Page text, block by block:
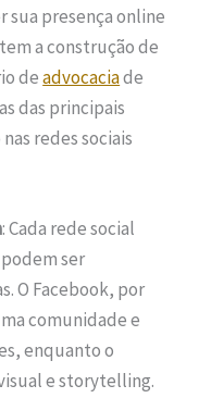
sua presença online
a construção de
deadvocaciade
das principais
redes sociais
: Cada rede social
ser
O Facebook, por
comunidade e
enquanto o
e storytelling.